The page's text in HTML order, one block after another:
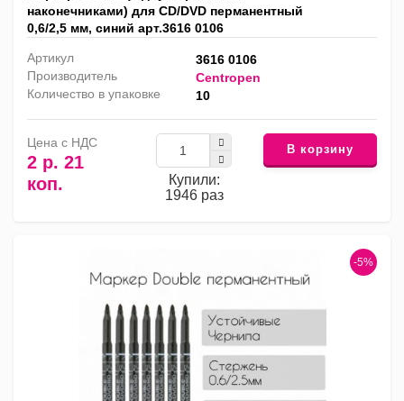
наконечниками) для CD/DVD перманентный
0,6/2,5 мм, синий арт.3616 0106
Артикул
3616 0106
Производитель
Centropen
Количество в упаковке
10
Цена с НДС
2 р. 21
коп.
Купили:
1946 раз
В корзину
-5%